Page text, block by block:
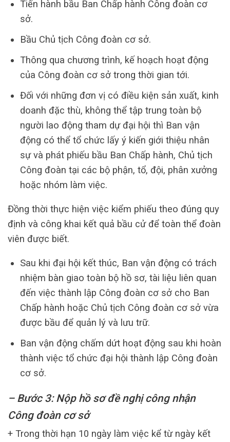
Tiến hành bầu Ban Chấp hành Công đoàn cơ
sở.
Bầu Chủ tịch Công đoàn cơ sở.
Thông qua chương trình, kế hoạch hoạt động
của Công đoàn cơ sở trong thời gian tới.
Đối với những đơn vị có điều kiện sản xuất, kinh
doanh đặc thù, không thể tập trung toàn bộ
người lao động tham dự đại hội thì Ban vận
động có thể tổ chức lấy ý kiến giới thiệu nhân
sự và phát phiếu bầu Ban Chấp hành, Chủ tịch
Công đoàn tại các bộ phận, tổ, đội, phân xưởng
hoặc nhóm làm việc.
Đồng thời thực hiện việc kiểm phiếu theo đúng quy
định và công khai kết quả bầu cử để toàn thể đoàn
viên được biết.
Sau khi đại hội kết thúc, Ban vận động có trách
nhiệm bàn giao toàn bộ hồ sơ, tài liệu liên quan
đến việc thành lập Công đoàn cơ sở cho Ban
Chấp hành hoặc Chủ tịch Công đoàn cơ sở vừa
được bầu để quản lý và lưu trữ.
Ban vận động chấm dứt hoạt động sau khi hoàn
thành việc tổ chức đại hội thành lập Công đoàn
cơ sở.
– Bước 3: Nộp hồ sơ đề nghị công nhận
Công đoàn cơ sở
+ Trong thời hạn 10 ngày làm việc kể từ ngày kết